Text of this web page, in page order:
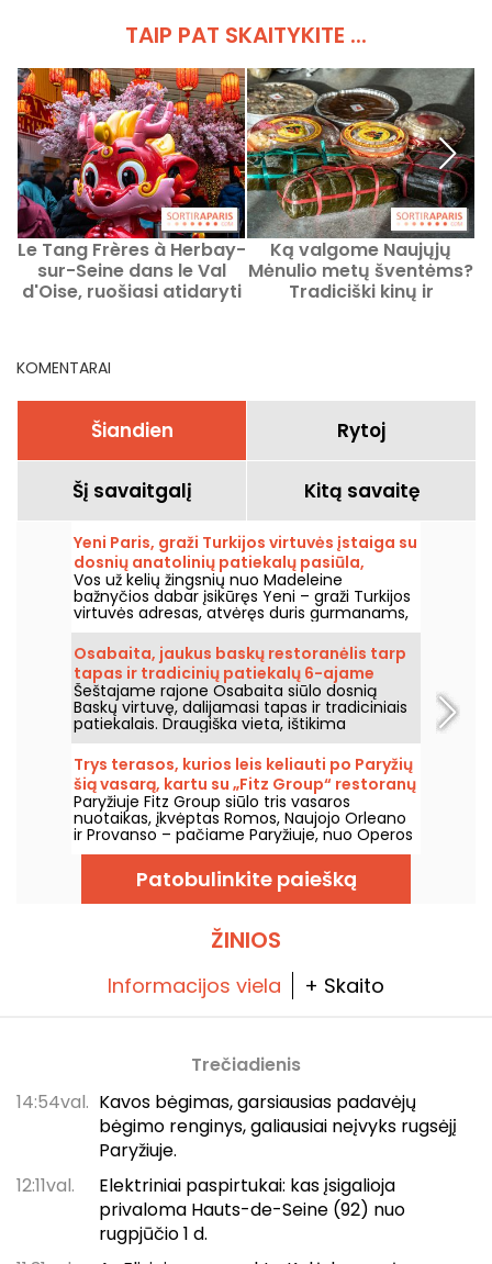
TAIP PAT SKAITYKITE ...
Le Tang Frères à Herbay-
sur-Seine dans le Val
d'Oise, ruošiasi atidaryti
Ką valgome Naujųjų
Mėnulio metų šventėms?
Tradiciški kinų ir
KOMENTARAI
Šiandien Rytoj
Šį savaitgalį Kitą savaitę
Yeni Paris, graži Turkijos virtuvės įstaiga su
dosnių anatolinių patiekalų pasiūla,
Madeleinės rajone
Vos už kelių žingsnių nuo Madeleine
bažnyčios dabar įsikūręs Yeni – graži Turkijos
virtuvės adresas, atvėręs duris gurmanams,
mėgstantiems saulėto ir sodraus skonio
patiekalus nuo 2025 metų pabaigos.
Draugiška atmosfera, puiki vieta vakaro
aperityvui prie mezze, o svetingumas toks
pat šiltas kaip ir patiekalai.
Osabaita, jaukus baskų restoranėlis tarp
tapas ir tradicinių patiekalų 6-ajame
rajone.
Šeštajame rajone Osabaita siūlo dosnią
Baskų virtuvę, dalijamasi tapas ir tradiciniais
patiekalais. Draugiška vieta, ištikima
Pietvakarių Vakarų regiono gaminiams ir
vertybėms.
Trys terasos, kurios leis keliauti po Paryžių
šią vasarą, kartu su „Fitz Group“ restoranų
grupe.
Paryžiuje Fitz Group siūlo tris vasaros
nuotaikas, įkvėptas Romos, Naujojo Orleano
ir Provanso – pačiame Paryžiuje, nuo Operos
iki Eifelio bokšto. Kiekviena vieta, su savo
terasa, siūlo visavertę sustojimą, neišeinant
iš sostinės.Patobulinkite paiešką
ŽINIOS
Informacijos viela + Skaito
Trečiadienis
14:54val. Kavos bėgimas, garsiausias padavėjų
bėgimo renginys, galiausiai neįvyks rugsėjį
Paryžiuje.
12:11val.
Elektriniai paspirtukai: kas įsigalioja
privaloma Hauts-de-Seine (92) nuo
rugpjūčio 1 d.